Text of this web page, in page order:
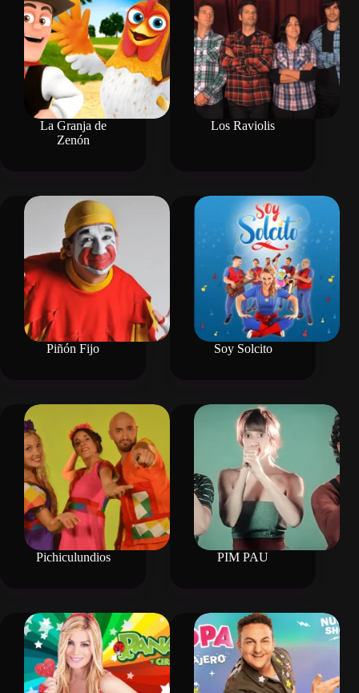
La Granja de
Zenón
Los Raviolis
Piñón Fijo Soy Solcito
Pichiculundios PIM PAU